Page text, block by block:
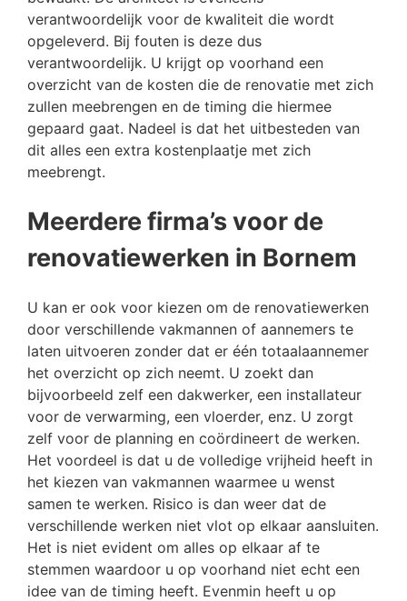
verantwoordelijk voor de kwaliteit die wordt
opgeleverd. Bij fouten is deze dus
verantwoordelijk. U krijgt op voorhand een
overzicht van de kosten die de renovatie met zich
zullen meebrengen en de timing die hiermee
gepaard gaat. Nadeel is dat het uitbesteden van
dit alles een extra kostenplaatje met zich
meebrengt.
Meerdere firma’s voor de
renovatiewerken in Bornem
U kan er ook voor kiezen om de renovatiewerken
door verschillende vakmannen of aannemers te
laten uitvoeren zonder dat er één totaalaannemer
het overzicht op zich neemt. U zoekt dan
bijvoorbeeld zelf een dakwerker, een installateur
voor de verwarming, een vloerder, enz. U zorgt
zelf voor de planning en coördineert de werken.
Het voordeel is dat u de volledige vrijheid heeft in
het kiezen van vakmannen waarmee u wenst
samen te werken. Risico is dan weer dat de
verschillende werken niet vlot op elkaar aansluiten.
Het is niet evident om alles op elkaar af te
stemmen waardoor u op voorhand niet echt een
idee van de timing heeft. Evenmin heeft u op